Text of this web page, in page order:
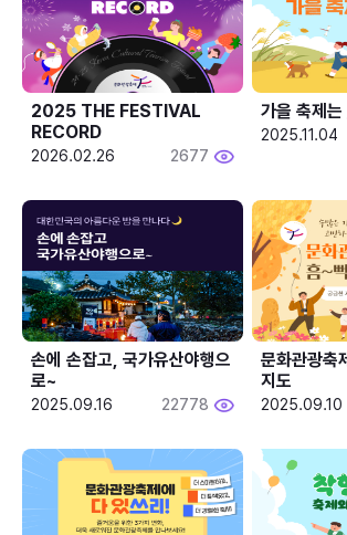
2025 THE FESTIVAL
RECORD
2026.02.26 2677
2025.11.04
손에 손잡고, 국가유산야행으
로~
2025.09.16 22778
문화관광축
지도
2025.09.10